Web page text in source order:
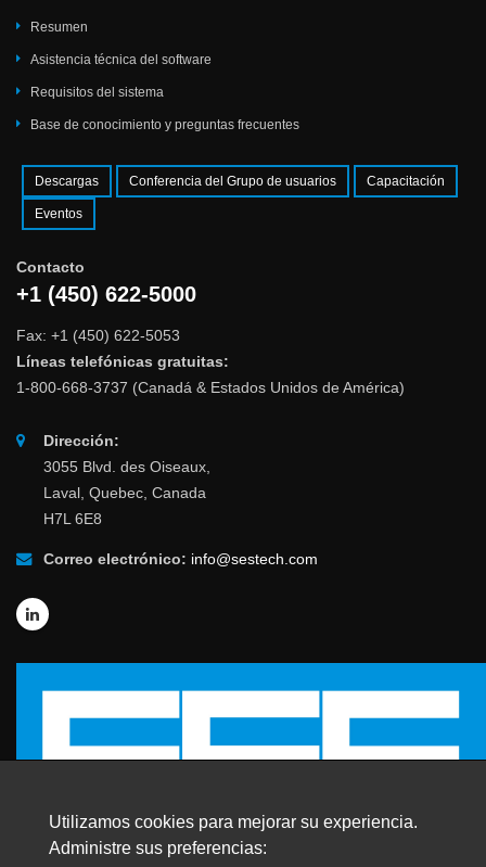
Resumen
Asistencia técnica del software
Requisitos del sistema
Base de conocimiento y preguntas frecuentes
Descargas Conferencia del Grupo de usuarios Capacitación
Eventos
Contacto
+1 (450) 622-5000
Fax: +1 (450) 622-5053
Líneas telefónicas gratuitas:
1-800-668-3737 (Canadá & Estados Unidos de América)
Dirección:
3055 Blvd. des Oiseaux,
Laval, Quebec, Canada
H7L 6E8
Correo electrónico: info@sestech.com
Utilizamos cookies para mejorar su experiencia.
Administre sus preferencias: